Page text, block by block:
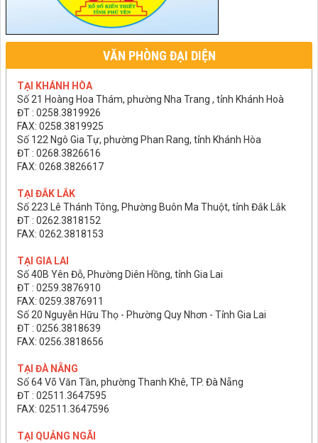
VĂN PHÒNG ĐẠI DIỆN
TẠI KHÁNH HÒA
Số 21 Hoàng Hoa Thám, phường Nha Trang , tỉnh Khánh Hoà
ĐT : 0258.3819926
FAX: 0258.3819925
Số 122 Ngô Gia Tự, phường Phan Rang, tỉnh Khánh Hòa
ĐT : 0268.3826616
FAX: 0268.3826617
TẠI ĐẮK LẮK
Số 223 Lê Thánh Tông, Phường Buôn Ma Thuột, tỉnh Đắk Lắk
ĐT : 0262.3818152
FAX: 0262.3818153
TẠI GIA LAI
Số 40B Yên Đỗ, Phường Diên Hồng, tỉnh Gia Lai
ĐT : 0259.3876910
FAX: 0259.3876911
Số 20 Nguyễn Hữu Thọ - Phường Quy Nhơn - Tỉnh Gia Lai
ĐT : 0256.3818639
FAX: 0256.3818656
TẠI ĐÀ NẴNG
Số 64 Võ Văn Tần, phường Thanh Khê, TP. Đà Nẵng
ĐT : 02511.3647595
FAX: 02511.3647596
TẠI QUẢNG NGÃI